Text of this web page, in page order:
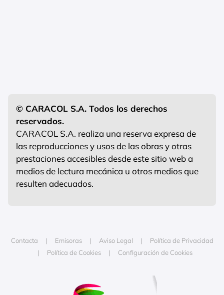
© CARACOL S.A. Todos los derechos
reservados.
CARACOL S.A. realiza una reserva expresa de
las reproducciones y usos de las obras y otras
prestaciones accesibles desde este sitio web a
medios de lectura mecánica u otros medios que
resulten adecuados.
Contacta Emisoras Aviso Legal
Política de Privacidad
Política de Cookies
Configuración de Cookies